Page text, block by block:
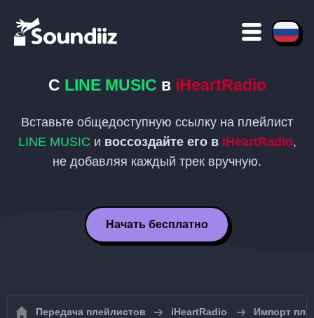
С LINE MUSIC в iHeartRadio
Вставьте общедоступную ссылку на плейлист
LINE MUSIC и воссоздайте его в iHeartRadio,
не добавляя каждый трек вручную.
Начать бесплатно
Передача плейлистов iHeartRadio Импорт